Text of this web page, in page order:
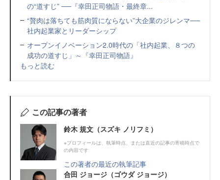
の“道すじ” ──『幸田正司物語・最終章...
“贅肉は落ちても筋肉質にならない”大企業のジレンマ──
社内起業家とリーダーシップ
オープンイノベーション2.0時代の「社内起業、８つの
成功の道すじ」～『幸田正司物語』
もっと読む
この記事の著者
鈴木 規文（スズキ ノリフミ）
※プロフィールは、執筆時点、または直近の記事の寄稿時点で
の内容です
この著者の最近の執筆記事
合田 ジョージ（ゴウダ ジョージ）